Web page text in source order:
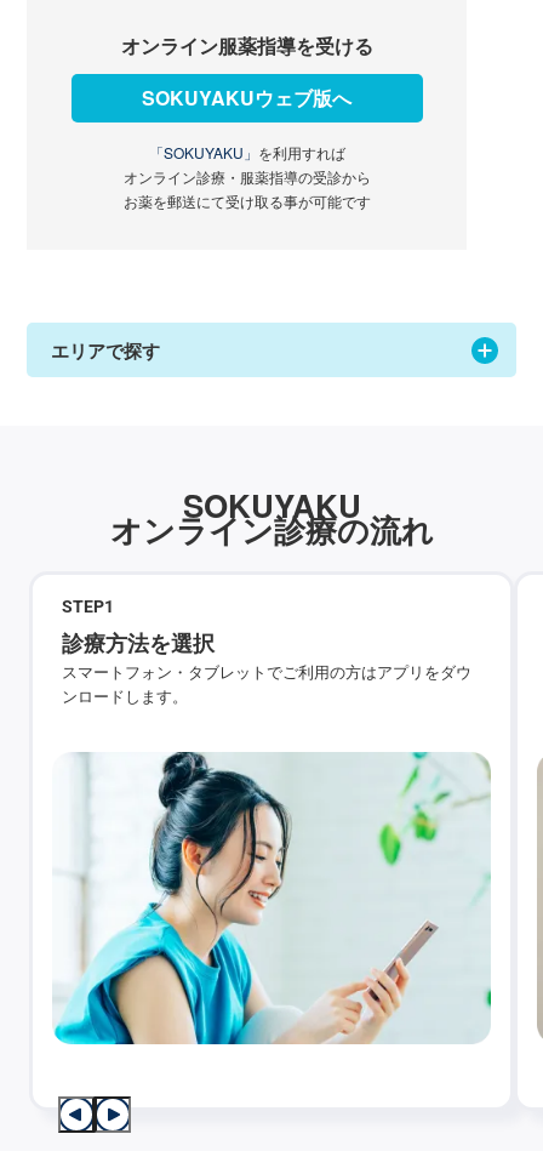
オンライン服薬指導を受ける
SOKUYAKUウェブ版へ
「SOKUYAKU」 を利用すれば
オンライン診療・服薬指導の受診から
お薬を郵送にて受け取る事が可能です
エリアで探す
SOKUYAKU
オンライン診療の流れ
STEP1
診療方法を選択
スマートフォン・タブレットでご利用の方はアプリをダウ
ンロードします。